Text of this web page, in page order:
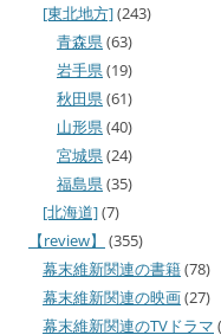
[東北地方](243)
青森県(63)
岩手県(19)
秋田県(61)
山形県(40)
宮城県(24)
福島県(35)
[北海道](7)
【review】
(355)
幕末維新関連の書籍(78)
幕末維新関連の映画(27)
幕末維新関連のTVドラマ